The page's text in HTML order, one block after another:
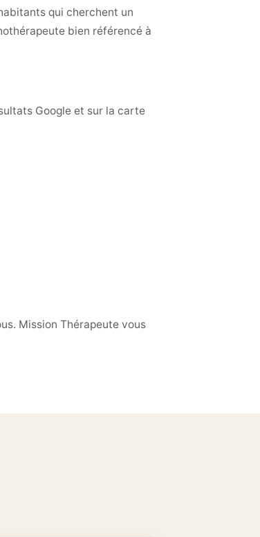
qui cherchent un
bien référencé à
Google et sur la carte
Mission Thérapeute vous